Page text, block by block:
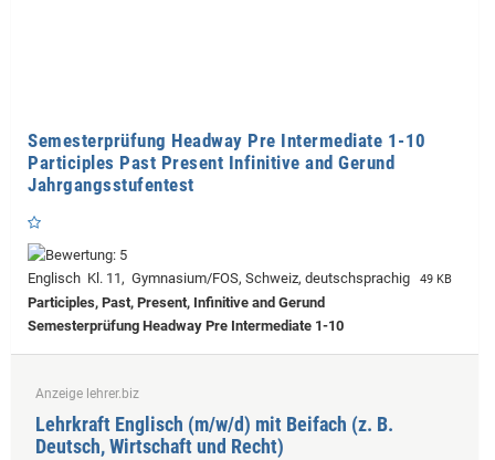
Semesterprüfung Headway Pre Intermediate 1-10
Participles Past Present Infinitive and Gerund
Jahrgangsstufentest
Englisch Kl. 11, Gymnasium/FOS, Schweiz, deutschsprachig 49 KB
Participles, Past, Present, Infinitive and Gerund
Semesterprüfung Headway Pre Intermediate 1-10
Anzeige lehrer.biz
Lehrkraft Englisch (m/w/d) mit Beifach (z. B.
Deutsch, Wirtschaft und Recht)